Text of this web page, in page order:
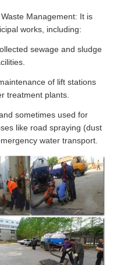
Management: It is
works, including:
sewage and sludge
of lift stations
treatment plants.
sometimes used for
like road spraying (dust
water transport.